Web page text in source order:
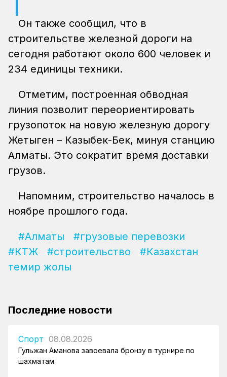
Он также сообщил, что в
строительстве железной дороги на
сегодня работают около 600 человек и
234 единицы техники.
Отметим, построенная обводная
линия позволит переориентировать
грузопоток на новую железную дорогу
Жетыген – Казыбек-Бек, минуя станцию
Алматы. Это сократит время доставки
грузов.
Напомним, строительство началось в
ноябре прошлого года.
#Алматы
#грузовые перевозки
#КТЖ
#строительство
#Казахстан
темир жолы
Последние новости
Спорт 08.08.2026
Гульжан Аманова завоевала бронзу в турнире по
шахматам